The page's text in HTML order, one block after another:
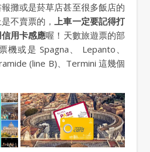
攤或是菸草店甚至很多飯店的
不賣票的，上車一定要記得打
用卡感應喔！天數旅遊票的部
機或是 Spagna、 Lepanto、
(line B)、Termini 這幾個